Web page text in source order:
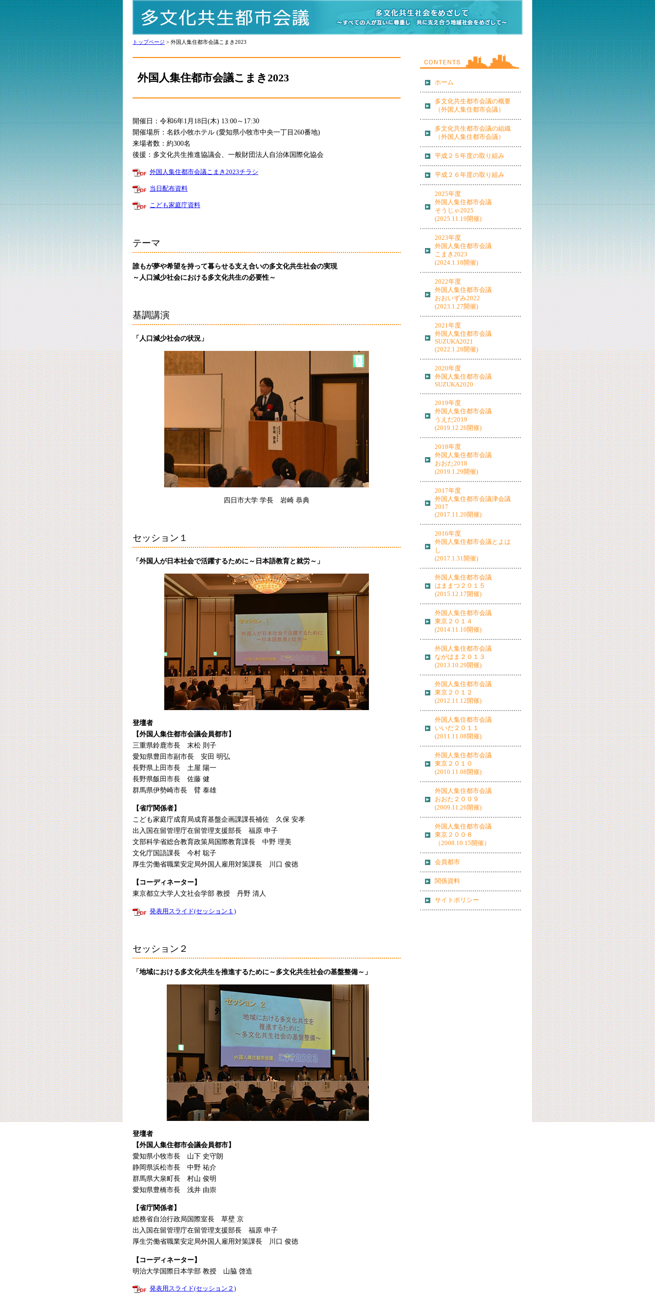
トップページ > 外国人集住都市会議こまき2023
ホーム
多文化共生都市会議の概要
（外国人集住都市会議）
多文化共生都市会議の組織
（外国人集住都市会議）
平成２５年度の取り組み
平成２６年度の取り組み
2025年度
外国人集住都市会議
そうじゃ2025
(2025.11.19開催)
2023年度
外国人集住都市会議
こまき2023
(2024.1.18開催)
2022年度
外国人集住都市会議
おおいずみ2022
(2023.1.27開催)
2021年度
外国人集住都市会議
SUZUKA2021
(2022.1.28開催)
2020年度
外国人集住都市会議
SUZUKA2020
2019年度
外国人集住都市会議
うえだ2019
(2019.12.26開催)
2018年度
外国人集住都市会議
おおた2018
(2019.1.29開催)
2017年度
外国人集住都市会議津会議
2017
(2017.11.20開催)
2016年度
外国人集住都市会議とよは
し
(2017.1.31開催)
外国人集住都市会議
はままつ２０１５
(2015.12.17開催)
外国人集住都市会議
東京２０１４
(2014.11.10開催)
外国人集住都市会議
ながはま２０１３
(2013.10.29開催)
外国人集住都市会議
東京２０１２
(2012.11.12開催)
外国人集住都市会議
いいだ２０１１
(2011.11.08開催)
外国人集住都市会議
東京２０１０
(2010.11.08開催)
外国人集住都市会議
おおた２００９
(2009.11.26開催)
外国人集住都市会議
東京２００８
（2008.10.15開催）
会員都市
関係資料
サイトポリシー
外国人集住都市会議こまき2023
開催日：令和6年1月18日(木) 13:00～17:30
開催場所：名鉄小牧ホテル (愛知県小牧市中央一丁目260番地)
来場者数：約300名
後援：多文化共生推進協議会、一般財団法人自治体国際化協会
外国人集住都市会議こまき2023チラシ
当日配布資料
こども家庭庁資料
テーマ
誰もが夢や希望を持って暮らせる支え合いの多文化共生社会の実現
～人口減少社会における多文化共生の必要性～
基調講演
「人口減少社会の状況」
四日市大学 学長 岩崎 恭典
セッション１
「外国人が日本社会で活躍するために～日本語教育と就労～」
登壇者
【外国人集住都市会議会員都市】
三重県鈴鹿市長 末松 則子
愛知県豊田市副市長 安田 明弘
長野県上田市長 土屋 陽一
長野県飯田市長 佐藤 健
群馬県伊勢崎市長 臂 泰雄
【省庁関係者】
こども家庭庁成育局成育基盤企画課課長補佐 久保 安孝
出入国在留管理庁在留管理支援部長 福原 申子
文部科学省総合教育政策局国際教育課長 中野 理美
文化庁国語課長 今村 聡子
厚生労働省職業安定局外国人雇用対策課長 川口 俊徳
【コーディネーター】
東京都立大学人文社会学部 教授 丹野 清人
発表用スライド(セッション１)
セッション２
「地域における多文化共生を推進するために～多文化共生社会の基盤整備～」
登壇者
【外国人集住都市会議会員都市】
愛知県小牧市長 山下 史守朗
静岡県浜松市長 中野 祐介
群馬県大泉町長 村山 俊明
愛知県豊橋市長 浅井 由崇
【省庁関係者】
総務省自治行政局国際室長 草壁 京
出入国在留管理庁在留管理支援部長 福原 申子
厚生労働省職業安定局外国人雇用対策課長 川口 俊徳
【コーディネーター】
明治大学国際日本学部 教授 山脇 啓造
発表用スライド(セッション２)